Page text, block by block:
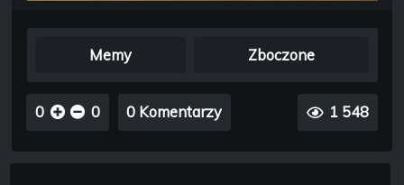
Memy Zboczone
0 0 0 Komentarzy 1 548